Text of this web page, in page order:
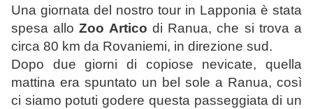
Una giornata del nostro tour in Lapponia è stata
spesa alloZoo Artico di Ranua, che si trova a
circa 80 km da Rovaniemi, in direzione sud.
Dopo due giorni di copiose nevicate, quella
mattina era spuntato un bel sole a Ranua, così
ci siamo potuti godere questa passeggiata di un